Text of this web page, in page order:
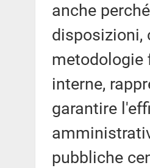
anche
disposizioni,
metodologie
interne,
garantire
pubbliche